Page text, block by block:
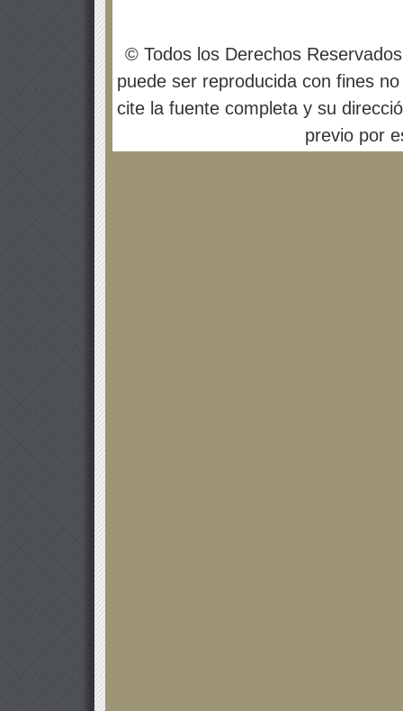
© Todos los Derechos
puede ser reproducida con fines
cite la fuente completa y su
previo por